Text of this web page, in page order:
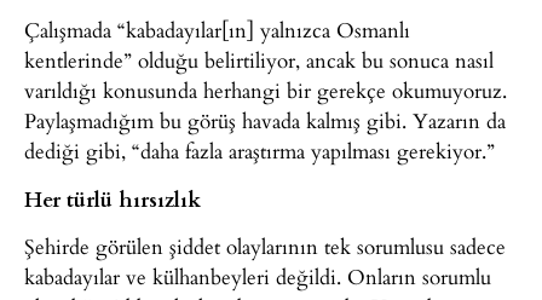
Çalışmada “kabadayılar[ın] yalnızca Osmanlı
kentlerinde” olduğu belirtiliyor, ancak bu sonuca nasıl
varıldığı konusunda herhangi bir gerekçe okumuyoruz.
Paylaşmadığım bu görüş havada kalmış gibi. Yazarın da
dediği gibi, “daha fazla araştırma yapılması gerekiyor.”
Her türlü hırsızlık
Şehirde görülen şiddet olaylarının tek sorumlusu sadece
kabadayılar ve külhanbeyleri değildi. Onların sorumlu